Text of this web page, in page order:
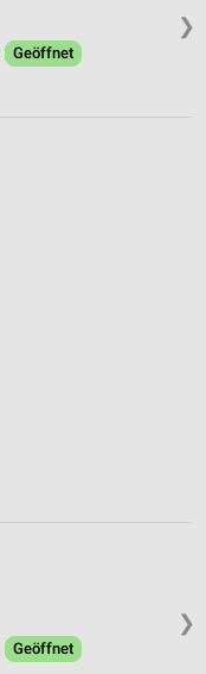
❯
Geöffnet
❯
Geöffnet